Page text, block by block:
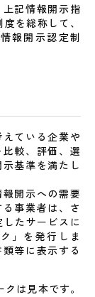
記情報開示指
を総称して、
報開示認定制
ている企業や
較、評価、選
基準を満たし
開示への需要
事業者は、さ
たサービスに
」を発行しま
等に表示する
は見本です。